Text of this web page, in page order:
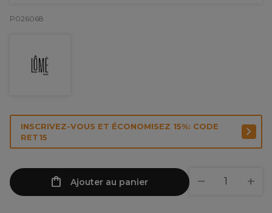
P026068
INSCRIVEZ-VOUS ET ÉCONOMISEZ 15%: CODE
RET15
Ajouter au panier